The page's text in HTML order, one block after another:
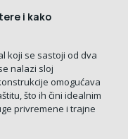
i kako
koji se sastoji od dva
nalazi sloj
omogućava
što ih čini idealnim
privremene i trajne